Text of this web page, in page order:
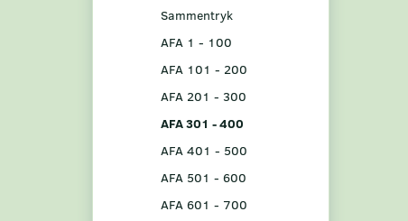
Sammentryk
AFA 1 - 100
AFA 101 - 200
AFA 201 - 300
AFA 301 - 400
AFA 401 - 500
AFA 501 - 600
AFA 601 - 700